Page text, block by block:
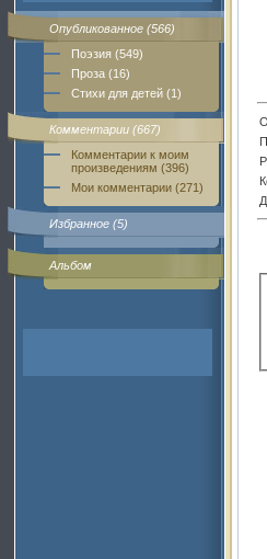
Опубликованное (566)
Поэзия (549)
Проза (16)
Стихи для детей (1)
Комментарии (667)
Комментарии к моим
произведениям (396)
Мои комментарии (271)
Избранное (5)
Альбом